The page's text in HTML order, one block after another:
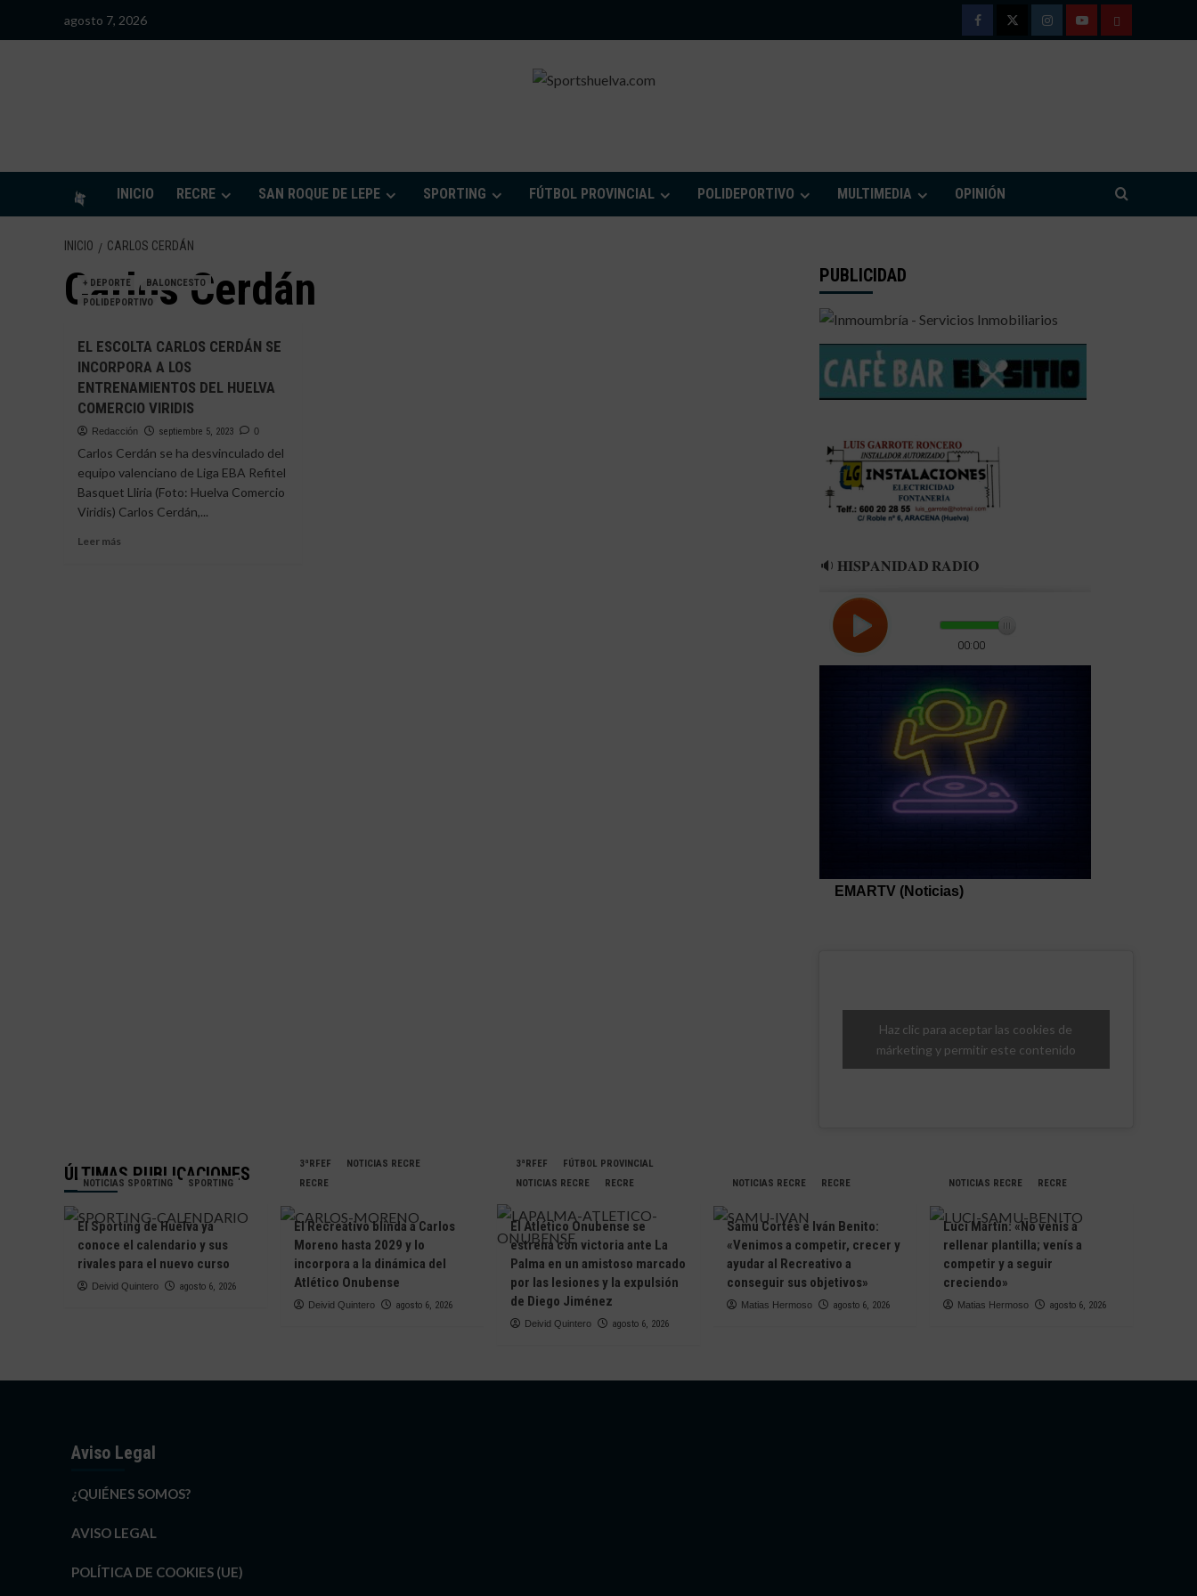
agosto 7, 2026
FacebookTwitterInstagramYoutubeTÉRMINOS
INICIO RECRE SAN ROQUE DE LEPE SPORTING FÚTBOL PROVINCIAL POLIDEPORTIVO MULTIMEDIA OPINIÓN
INICIO CARLOS CERDÁN
Carlos Cerdán
+ DEPORTE
BALONCESTO
POLIDEPORTIVO
EL ESCOLTA CARLOS CERDÁN SE
INCORPORA A LOS
ENTRENAMIENTOS DEL HUELVA
COMERCIO VIRIDIS
Redacción septiembre 5, 2023 0
Carlos Cerdán se ha desvinculado del
equipo valenciano de Liga EBA Refitel
Basquet Lliria (Foto: Huelva Comercio
Viridis) Carlos Cerdán,...
Leer más
PUBLICIDAD
🔉 𝐇𝐈𝐒𝐏𝐀𝐍𝐈𝐃𝐀𝐃 𝐑𝐀𝐃𝐈𝐎
Haz clic para aceptar las cookies de
márketing y permitir este contenido
ÚLTIMAS PUBLICACIONES
NOTICIAS SPORTING SPORTING
El Sporting de Huelva ya
conoce el calendario y sus
rivales para el nuevo curso
Deivid Quintero agosto 6, 2026
3ªRFEF
NOTICIAS RECRE
RECRE
El Recreativo blinda a Carlos
Moreno hasta 2029 y lo
incorpora a la dinámica del
Atlético Onubense
Deivid Quintero agosto 6, 2026
3ªRFEF
FÚTBOL PROVINCIAL
NOTICIAS RECRE
RECRE
El Atlético Onubense se
estrena con victoria ante La
Palma en un amistoso marcado
por las lesiones y la expulsión
de Diego Jiménez
Deivid Quintero agosto 6, 2026
NOTICIAS RECRE RECRE
Samu Cortés e Iván Benito:
«Venimos a competir, crecer y
ayudar al Recreativo a
conseguir sus objetivos»
Matias Hermoso agosto 6, 2026
NOTICIAS RECRE RECRE
Luci Martín: «No venís a
rellenar plantilla; venís a
competir y a seguir
creciendo»
Matias Hermoso agosto 6, 2026
Aviso Legal
¿QUIÉNES SOMOS?
AVISO LEGAL
POLÍTICA DE COOKIES (UE)